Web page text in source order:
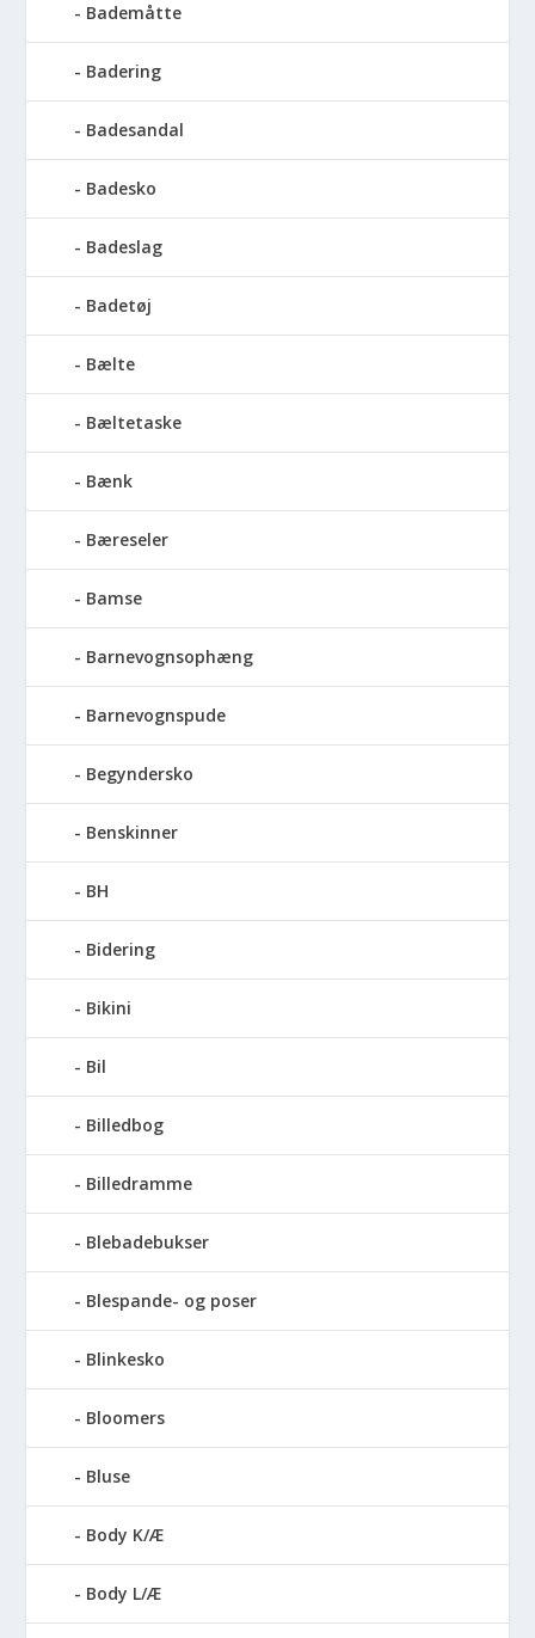
Bademåtte
Badering
Badesandal
Badesko
Badeslag
Badetøj
Bælte
Bæltetaske
Bænk
Bæreseler
Bamse
Barnevognsophæng
Barnevognspude
Begyndersko
Benskinner
BH
Bidering
Bikini
Bil
Billedbog
Billedramme
Blebadebukser
Blespande- og poser
Blinkesko
Bloomers
Bluse
Body K/Æ
Body L/Æ